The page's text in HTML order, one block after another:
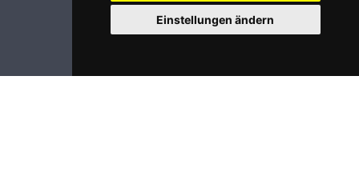
Einstellungen ändern